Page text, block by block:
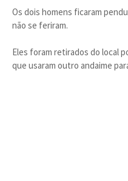
Os dois homens ficaram
não se feriram.
Eles foram retirados do local
que usaram outro andaime